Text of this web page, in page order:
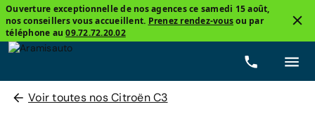
Ouverture exceptionnelle de nos agences ce samedi 15 août,
nos conseillers vous accueillent. Prenez rendez-vousou par
téléphone au09.72.72.20.02
Voir toutes nos Citroën C3